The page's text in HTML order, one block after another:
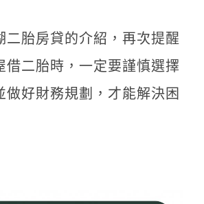
二胎房貸的介紹，再次提醒
借二胎時，一定要謹慎選擇
做好財務規劃，才能解決困